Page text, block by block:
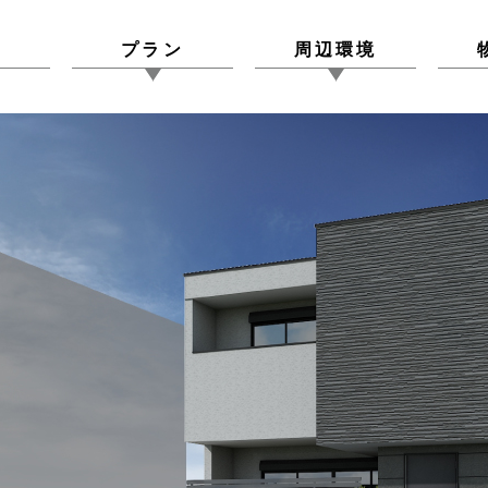
プラン 周辺環境